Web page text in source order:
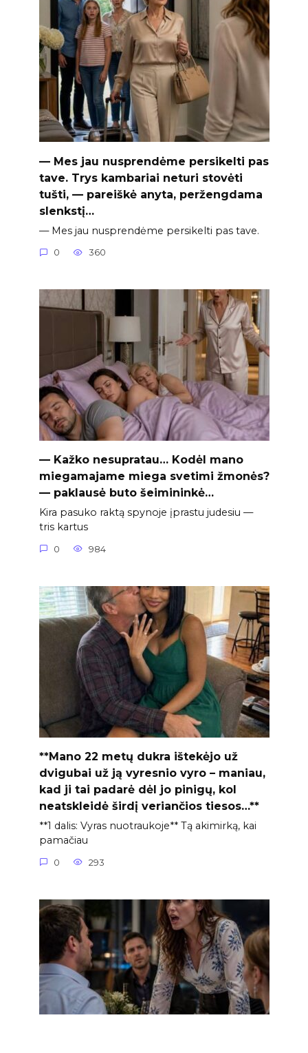
— Mes jau nusprendėme persikelti pas
tave. Trys kambariai neturi stovėti
tušti, — pareiškė anyta, peržengdama
slenkstį…
— Mes jau nusprendėme persikelti pas tave.
0 360
— Kažko nesupratau… Kodėl mano
miegamajame miega svetimi žmonės?
— paklausė buto šeimininkė…
Kira pasuko raktą spynoje įprastu judesiu —
tris kartus
0 984
**Mano 22 metų dukra ištekėjo už
dvigubai už ją vyresnio vyro – maniau,
kad ji tai padarė dėl jo pinigų, kol
neatskleidė širdį veriančios tiesos…**
**1 dalis: Vyras nuotraukoje** Tą akimirką, kai
pamačiau
0 293